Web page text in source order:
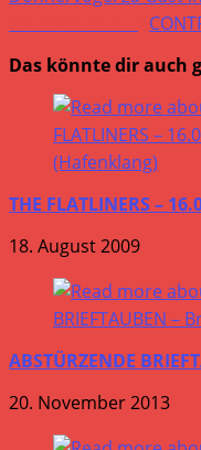
Das könnte dir auch
THE FLATLINERS –
18. August 2009
ABSTÜRZENDE
20. November 2013